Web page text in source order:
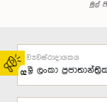
02
මුල්
ව්‍යවස්ථාදායකය